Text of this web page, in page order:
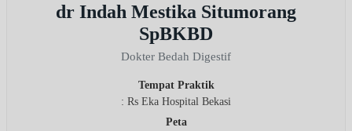
dr Indah Mestika Situmorang
SpBKBD
Dokter Bedah Digestif
Tempat Praktik
: Rs Eka Hospital Bekasi
Peta